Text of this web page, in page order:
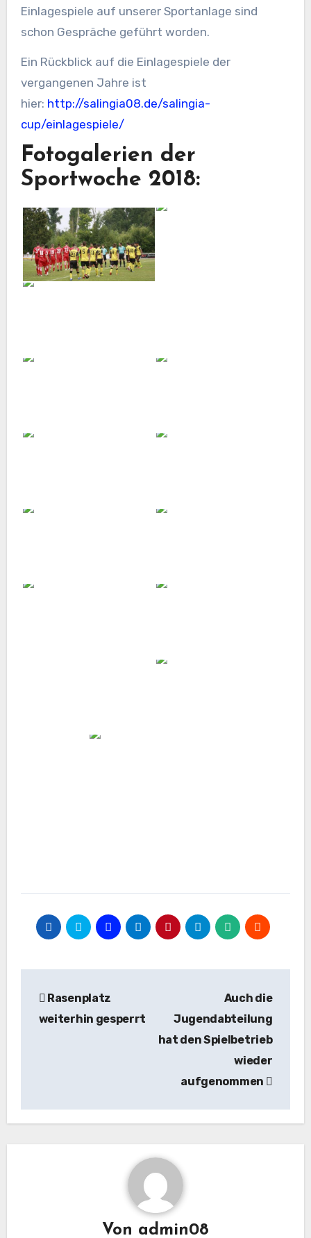
Einlagespiele auf unserer Sportanlage sind
schon Gespräche geführt worden.
Ein Rückblick auf die Einlagespiele der
vergangenen Jahre ist
hier: http://salingia08.de/salingia-
cup/einlagespiele/
Fotogalerien der
Sportwoche 2018:
Rasenplatz
weiterhin gesperrt
Auch die
Jugendabteilung
hat den Spielbetrieb
wieder
aufgenommen
Von admin08